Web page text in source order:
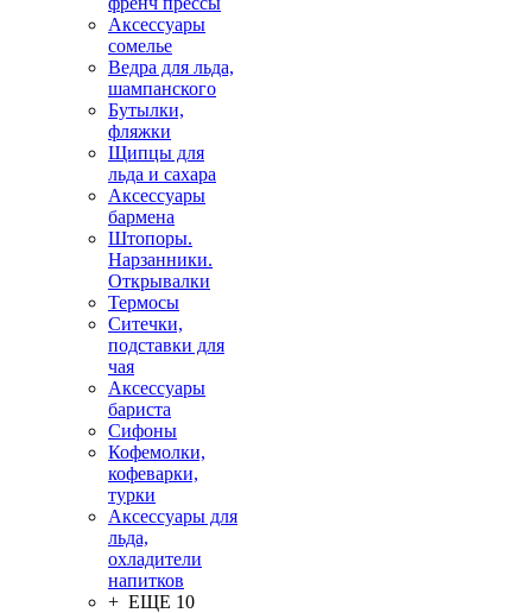
Аксессуары
сомелье
Ведра для льда,
шампанского
Бутылки,
фляжки
Щипцы для
льда и сахара
Аксессуары
бармена
Штопоры.
Нарзанники.
Открывалки
Термосы
Ситечки,
подставки для
чая
Аксессуары
бариста
Сифоны
Кофемолки,
кофеварки,
турки
Аксессуары для
льда,
охладители
напитков
+ ЕЩЕ 10